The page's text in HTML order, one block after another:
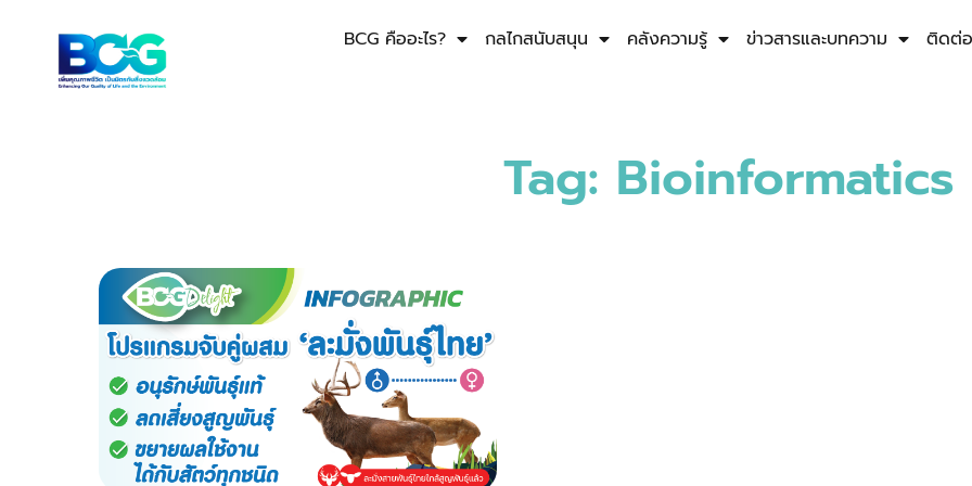
BCG คืออะไร? กลไกสนับสนุน คลังความรู้ ข่าวสารและบทความ ติดต่อ
Tag: Bioinformatics